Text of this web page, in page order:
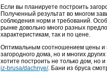
Если вы планируете построить
Полученный результат во многом
соблюдения норм и требований.
рынке довольно много разных
характеристикам, так и по цене.
Оптимальным соотношением цены и
загородного дома, но и многих
хотите построить не только дом, но
iz-brusa/dachnye/. Бани из бруса